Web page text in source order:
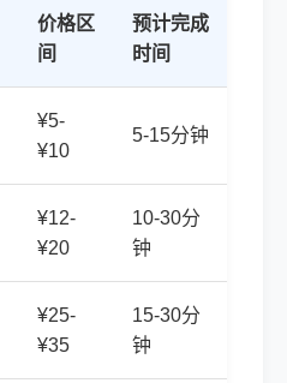
价格区
间
预计完成
时间
¥5-
¥10
5-15分钟
¥12-
¥20
10-30分
钟
¥25-
¥35
15-30分
钟